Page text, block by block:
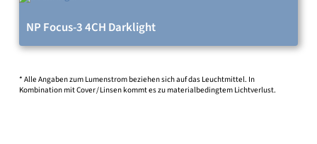
NP Focus-3 4CH Darklight
* Alle Angaben zum Lumenstrom beziehen sich auf das Leuchtmittel. In
Kombination mit Cover / Linsen kommt es zu materialbedingtem Lichtverlust.